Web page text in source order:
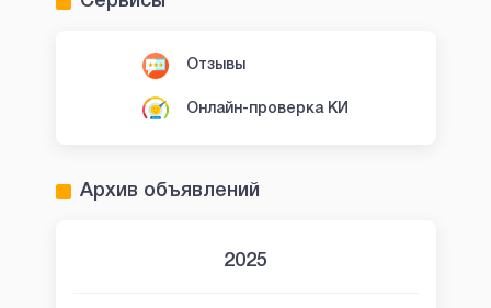
Отзывы
Онлайн-проверка КИ
Архив объявлений
2025